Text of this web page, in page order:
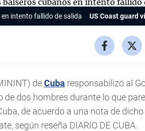
intento fallido de salida US Coast guard
deCuba responsabilizó al
de dos hombres durante lo que
de acuerdo a una nota de
según reseña DIARIO DE CUBA.